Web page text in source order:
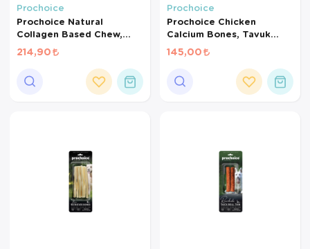
Prochoice
Prochoice Natural
Collagen Based Chew,
Kolajen Kemik Köpek
Ödülü 3 parça
214,90
Prochoice
Prochoice Chicken
Calcium Bones, Tavuk
Sargılı Kalsiyum Kemik
Köpek Ödülü 7 parça
145,00